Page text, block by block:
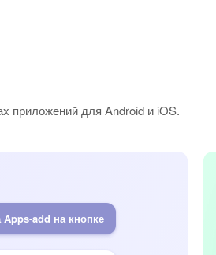
приложений для Android и iOS.
Apps-add на кнопке